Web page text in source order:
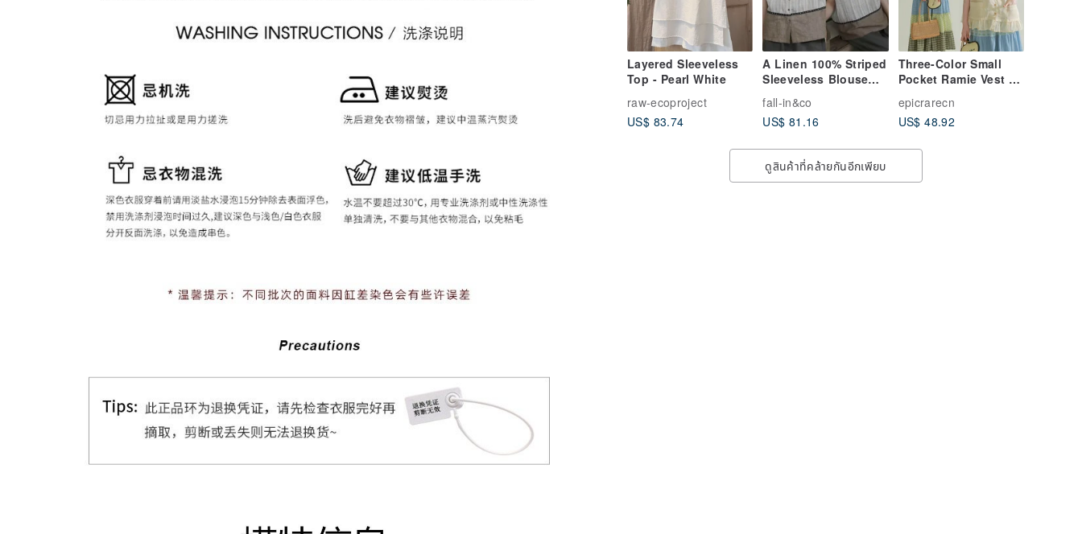
Layered Sleeveless
Top - Pearl White
raw-ecoproject
US$ 83.74
A Linen 100% Striped
Sleeveless Blouse
for an Adult Cute
Look - 260525-1
fall-in&co
US$ 81.16
Three-Color Small
Pocket Ramie Vest -
Minimalist Sleeveless
Vest Top
epicrarecn
US$ 48.92
ดูสินค้าที่คล้ายกันอีกเพียบ